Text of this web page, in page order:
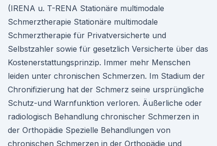
(IRENA u. T-RENA Stationäre multimodale
Schmerztherapie Stationäre multimodale
Schmerztherapie für Privatversicherte und
Selbstzahler sowie für gesetzlich Versicherte über das
Kostenerstattungsprinzip. Immer mehr Menschen
leiden unter chronischen Schmerzen. Im Stadium der
Chronifizierung hat der Schmerz seine ursprüngliche
Schutz-und Warnfunktion verloren. Äußerliche oder
radiologisch Behandlung chronischer Schmerzen in
der Orthopädie Spezielle Behandlungen von
chronischen Schmerzen in der Orthopädie und